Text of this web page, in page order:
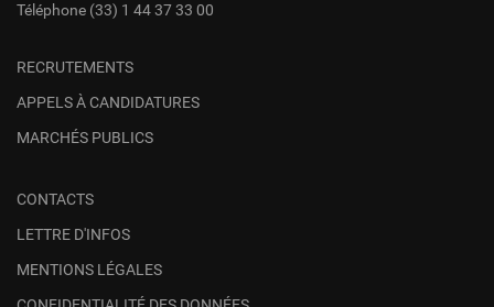
Téléphone (33) 1 44 37 33 00
RECRUTEMENTS
APPELS À CANDIDATURES
MARCHÉS PUBLICS
CONTACTS
LETTRE D'INFOS
MENTIONS LÉGALES